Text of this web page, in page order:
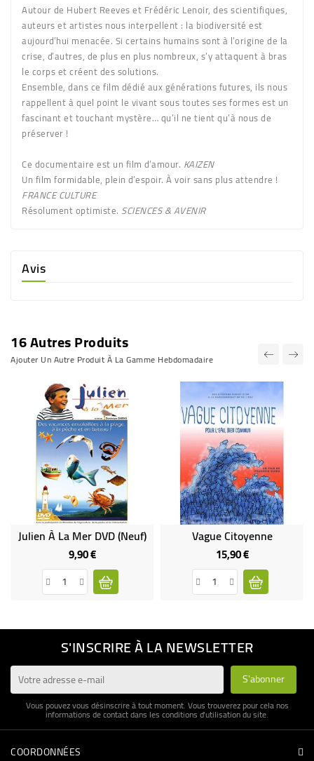
Autour de Hubert Reeves et Frédéric Lenoir, des scientifiques,
auteurs et artistes nous interpellent : la biodiversité est
aujourd’hui menacée. Si certains humains sont à l’origine de la
crise, d’autres, de plus en plus nombreux, s’y attaquent à bras
le corps et créent des solutions.
Ensemble, dans ce film dédié aux générations futures, ils nous
rappellent à quel point le vivant sous toutes ses formes est un
fascinant et touchant mystère… qu’il ne tient qu’à nous de
préserver !
Ce documentaire est un film d’amour. KAIZEN
Un film formidable, plein d’espoir. À voir sans plus attendre !
FRANCE CULTURE
Résolument optimiste. SCIENCES & AVENIR
Avis
16 Autres Produits
Ajouter Un Autre Produit À La Gamme Hebdomadaire
Julien À La Mer DVD (neuf)
9,90 €Prix
Vague Citoyenne
15,90 €Prix
S'INSCRIRE À LA NEWSLETTER
Vous pouvez vous désinscrire à tout moment. Vous trouverez pour cela nos
informations de contact dans les conditions d'utilisation du site.
COORDONNÉES